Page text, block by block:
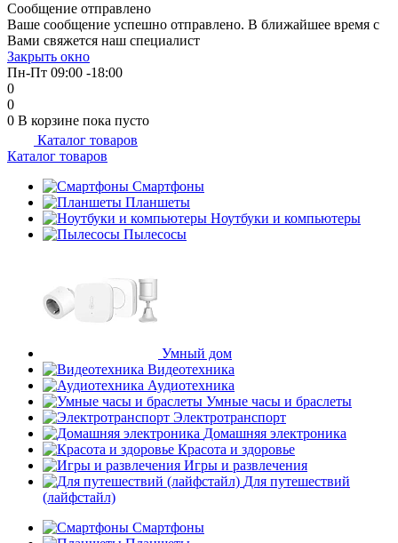
Сообщение отправлено
Ваше сообщение успешно отправлено. В ближайшее время с
Вами свяжется наш специалист
Закрыть окно
Пн-Пт 09:00 -18:00
0
0
0 В корзине пока пусто
Каталог товаров
Каталог товаров
Смартфоны
Планшеты
Ноутбуки и компьютеры
Пылесосы
Умный дом
Видеотехника
Аудиотехника
Умные часы и браслеты
Электротранспорт
Домашняя электроника
Красота и здоровье
Игры и развлечения
Для путешествий
(лайфстайл)
Смартфоны
Подробнее
об оплате Плайтом
недели
plait.ru